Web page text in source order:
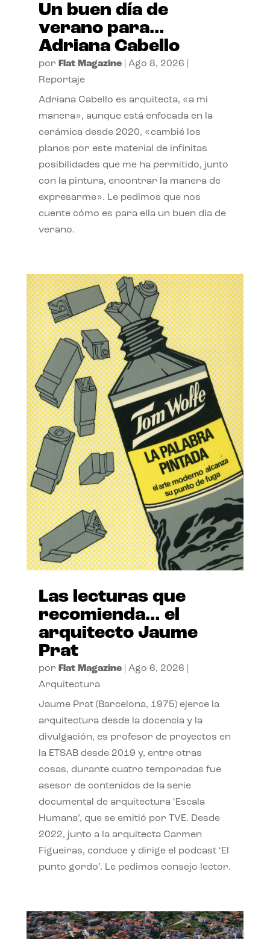
Un buen día de
verano para…
Adriana Cabello
por Flat Magazine| Ago 8, 2026
Reportaje
Adriana Cabello es arquitecta, «a mi
manera», aunque está enfocada en la
cerámica desde 2020, «cambié los
planos por este material de infinitas
posibilidades que me ha permitido, junto
con la pintura, encontrar la manera de
expresarme». Le pedimos que nos
cuente cómo es para ella un buen día de
verano.
Las lecturas que
recomienda… el
arquitecto Jaume
Prat
por Flat Magazine| Ago 6, 2026
Arquitectura
Jaume Prat (Barcelona, 1975) ejerce la
arquitectura desde la docencia y la
divulgación, es profesor de proyectos en
la ETSAB desde 2019 y, entre otras
cosas, durante cuatro temporadas fue
asesor de contenidos de la serie
documental de arquitectura ‘Escala
Humana’, que se emitió por TVE. Desde
2022, junto a la arquitecta Carmen
Figueiras, conduce y dirige el podcast ‘El
punto gordo’. Le pedimos consejo lector.